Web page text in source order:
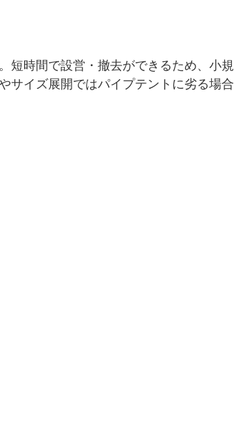
短時間で設営・撤去ができるため、小規
サイズ展開ではパイプテントに劣る場合